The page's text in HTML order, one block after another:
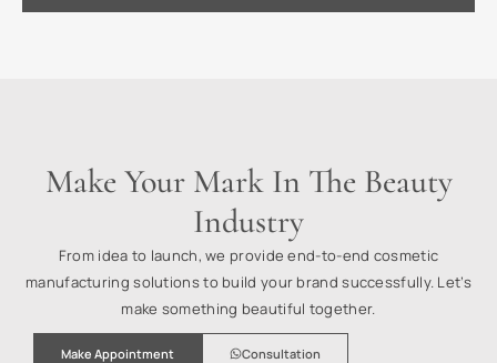
Make Your Mark In The Beauty
Industry
From idea to launch, we provide end-to-end cosmetic
manufacturing solutions to build your brand successfully. Let’s
make something beautiful together.
Make Appointment Consultation